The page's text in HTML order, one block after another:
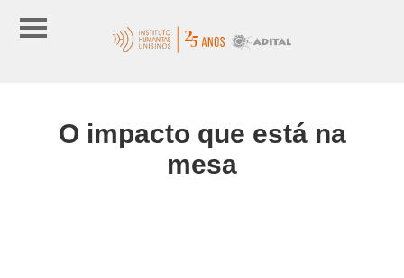
O impacto que está na
mesa